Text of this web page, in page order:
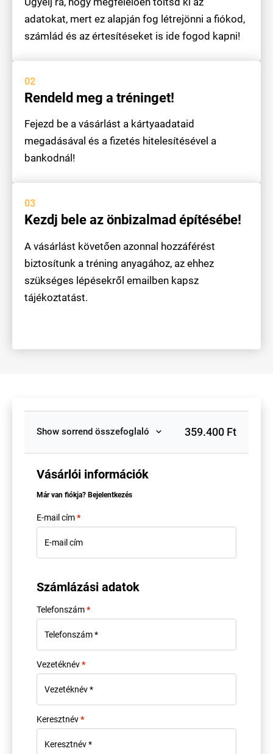
adatokat, mert ez alapján fog létrejönni a fiókod,
számlád és az értesítéseket is ide fogod kapni!
02
Rendeld meg a tréninget!
Fejezd be a vásárlást a kártyaadataid
megadásával és a fizetés hitelesítésével a
bankodnál!
03
Kezdj bele az önbizalmad építésébe!
A vásárlást követően azonnal hozzáférést
biztosítunk a tréning anyagához, az ehhez
szükséges lépésekről emailben kapsz
tájékoztatást.
Show sorrend összefoglaló 359.400 Ft
Vásárlói információk
Már van fiókja?Bejelentkezés
E-mail cím*
Számlázási adatok
Telefonszám*
Vezetéknév*
Keresztnév*